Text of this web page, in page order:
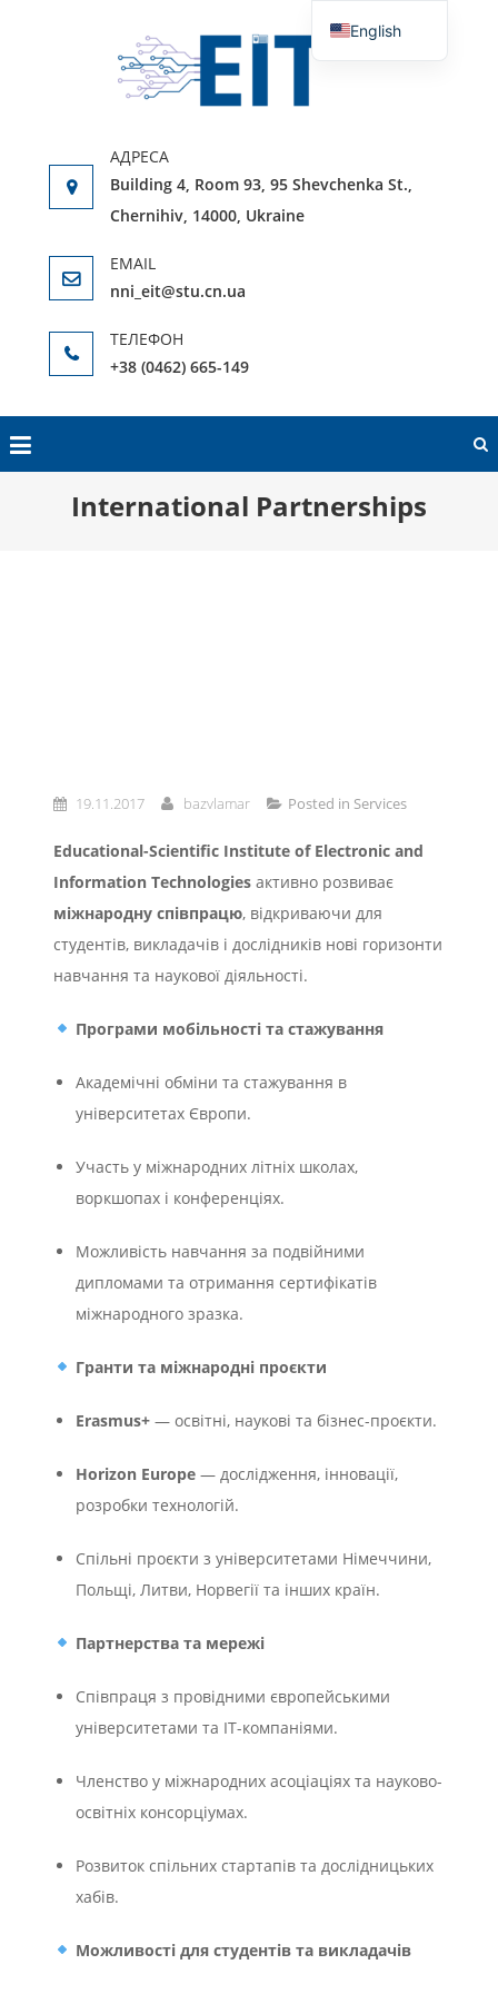
official website
Building 4, Room 93, 95 Shevchenka St.,
Chernihiv, 14000, Ukraine
nni_eit@stu.cn.ua
+38 (0462) 665-149
International Partnerships
19.11.2017 bazvlamar Posted in Services
Educational-Scientific Institute of Electronic and
Information Technologies активно розвиває
міжнародну співпрацю, відкриваючи для
студентів, викладачів і дослідників нові горизонти
навчання та наукової діяльності.
Програми мобільності та стажування
Академічні обміни та стажування в
університетах Європи.
Участь у міжнародних літніх школах,
воркшопах і конференціях.
Можливість навчання за подвійними
дипломами та отримання сертифікатів
міжнародного зразка.
Гранти та міжнародні проєкти
Erasmus+ — освітні, наукові та бізнес-проєкти.
Horizon Europe — дослідження, інновації,
розробки технологій.
Спільні проєкти з університетами Німеччини,
Польщі, Литви, Норвегії та інших країн.
Партнерства та мережі
Співпраця з провідними європейськими
університетами та ІТ-компаніями.
Членство у міжнародних асоціаціях та науково-
освітніх консорціумах.
Розвиток спільних стартапів та дослідницьких
хабів.
Можливості для студентів та викладачів
English